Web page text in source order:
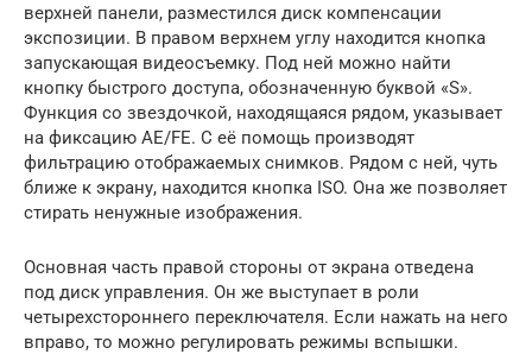
верхней панели, разместился диск компенсации
экспозиции. В правом верхнем углу находится кнопка
запускающая видеосъемку. Под ней можно найти
кнопку быстрого доступа, обозначенную буквой «S».
Функция со звездочкой, находящаяся рядом, указывает
на фиксацию AE/FE. С её помощь производят
фильтрацию отображаемых снимков. Рядом с ней, чуть
ближе к экрану, находится кнопка ISO. Она же позволяет
стирать ненужные изображения.
Основная часть правой стороны от экрана отведена
под диск управления. Он же выступает в роли
четырехстороннего переключателя. Если нажать на него
вправо, то можно регулировать режимы вспышки.